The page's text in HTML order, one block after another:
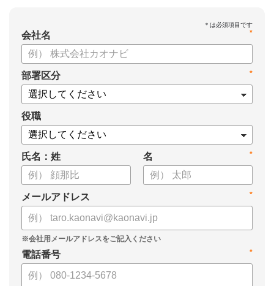
*
会社名
*
部署区分
役職
氏名：姓 *
名
*
メールアドレス
*
電話番号